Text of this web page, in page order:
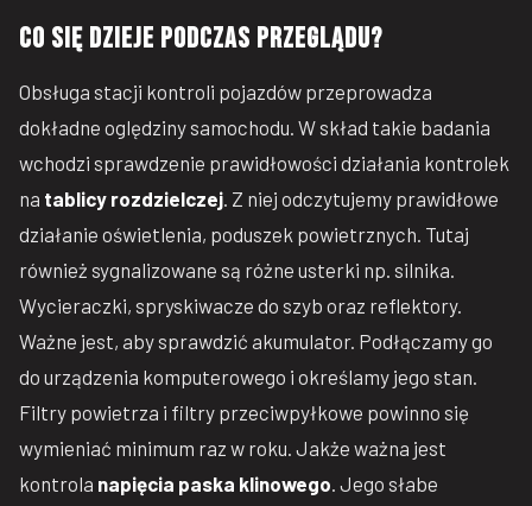
Co się dzieje podczas przeglądu?
Obsługa stacji kontroli pojazdów przeprowadza
dokładne oględziny samochodu. W skład takie badania
wchodzi sprawdzenie prawidłowości działania kontrolek
na tablicy rozdzielczej. Z niej odczytujemy prawidłowe
działanie oświetlenia, poduszek powietrznych. Tutaj
również sygnalizowane są różne usterki np. silnika.
Wycieraczki, spryskiwacze do szyb oraz reflektory.
Ważne jest, aby sprawdzić akumulator. Podłączamy go
do urządzenia komputerowego i określamy jego stan.
Filtry powietrza i filtry przeciwpyłkowe powinno się
wymieniać minimum raz w roku. Jakże ważna jest
kontrola napięcia paska klinowego. Jego słabe